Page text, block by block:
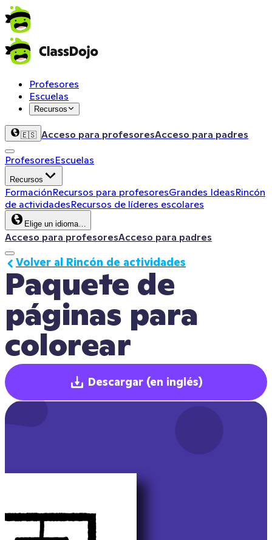
Profesores
Escuelas
Recursos
🇪🇸 Acceso para profesoresAcceso para padres
ProfesoresEscuelas
Recursos
FormaciónRecursos para profesoresGrandes IdeasRincón
de actividadesRecursos de líderes escolares
Elige un idioma…
Acceso para profesoresAcceso para padres
Paquete de
páginas para
colorear
Volver al Rincón de actividades
Descargar (en inglés)